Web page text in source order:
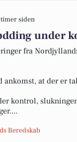
timer siden
under
fra
ankomst, at der er
kontrol,
Beredskab